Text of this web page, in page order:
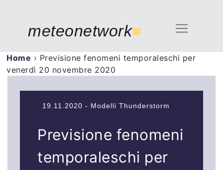
meteonetwork■
Home › Previsione fenomeni temporaleschi per
venerdì 20 novembre 2020
19.11.2020 - Modelli Thunderstorm
Previsione fenomeni
temporaleschi per